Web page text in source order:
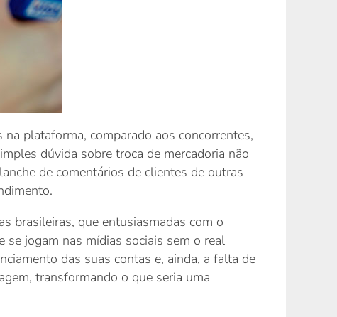
plataforma, comparado aos concorrentes,
dúvida sobre troca de mercadoria não
de comentários de clientes de outras
brasileiras, que entusiasmadas com o
jogam nas mídias sociais sem o real
das suas contas e, ainda, a falta de
transformando o que seria uma